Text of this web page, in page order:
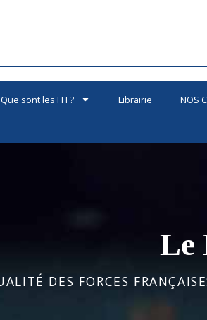
Que sont les FFI ? Librairie NOS
Le
DES FORCES